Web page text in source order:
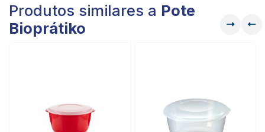
Produtos similares a Pote
Bioprátiko